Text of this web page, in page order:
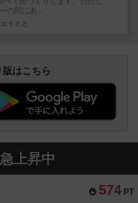
の間にあ...
イとと
はこちら
上昇中
574 PT